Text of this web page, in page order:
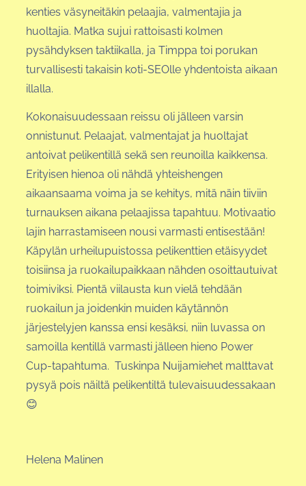
kenties väsyneitäkin pelaajia, valmentajia ja
huoltajia. Matka sujui rattoisasti kolmen
pysähdyksen taktiikalla, ja Timppa toi porukan
turvallisesti takaisin koti-SEOlle yhdentoista aikaan
illalla.
Kokonaisuudessaan reissu oli jälleen varsin
onnistunut. Pelaajat, valmentajat ja huoltajat
antoivat pelikentillä sekä sen reunoilla kaikkensa.
Erityisen hienoa oli nähdä yhteishengen
aikaansaama voima ja se kehitys, mitä näin tiiviin
turnauksen aikana pelaajissa tapahtuu. Motivaatio
lajin harrastamiseen nousi varmasti entisestään!
Käpylän urheilupuistossa pelikenttien etäisyydet
toisiinsa ja ruokailupaikkaan nähden osoittautuivat
toimiviksi. Pientä viilausta kun vielä tehdään
ruokailun ja joidenkin muiden käytännön
järjestelyjen kanssa ensi kesäksi, niin luvassa on
samoilla kentillä varmasti jälleen hieno Power
Cup-tapahtuma. Tuskinpa Nuijamiehet malttavat
pysyä pois näiltä pelikentiltä tulevaisuudessakaan
😊
Helena Malinen